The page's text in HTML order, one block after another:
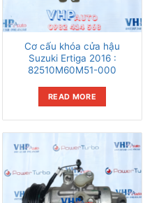
Cơ cấu khóa cửa hậu
Suzuki Ertiga 2016 :
82510M60M51-000
READ MORE